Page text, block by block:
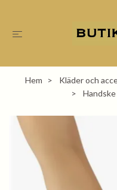
Hem Kläder och